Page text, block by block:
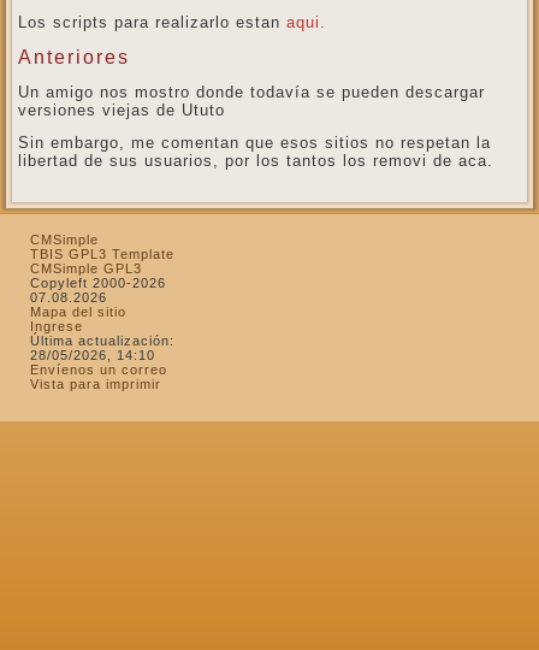
Los scripts para realizarlo estan aqui.
Anteriores
Un amigo nos mostro donde todavía se pueden descargar
versiones viejas de Ututo
Sin embargo, me comentan que esos sitios no respetan la
libertad de sus usuarios, por los tantos los removi de aca.
CMSimple
TBIS GPL3 Template
CMSimple GPL3
Copyleft 2000-2026
07.08.2026
Mapa del sitio
Ingrese
Última actualización:
28/05/2026, 14:10
Envíenos un correo
Vista para imprimir